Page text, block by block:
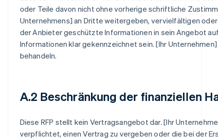
oder Teile davon nicht ohne vorherige schriftliche
Unternehmens] an Dritte weitergeben, vervielfältigen
der Anbieter geschützte Informationen in sein Angebot
Informationen klar gekennzeichnet sein. [Ihr
behandeln.
A.2 Beschränkung der finanziellen
Diese RFP stellt kein Vertragsangebot dar. [Ihr
verpflichtet, einen Vertrag zu vergeben oder die bei der